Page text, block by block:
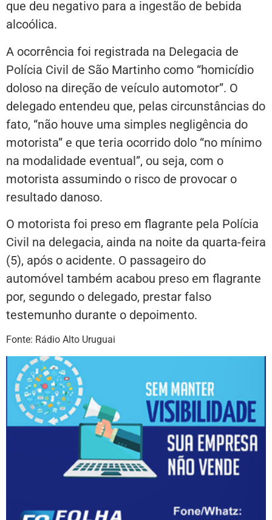
que deu negativo para a ingestão de bebida
alcoólica.
A ocorrência foi registrada na Delegacia de
Polícia Civil de São Martinho como “homicídio
doloso na direção de veículo automotor”. O
delegado entendeu que, pelas circunstâncias do
fato, “não houve uma simples negligência do
motorista” e que teria ocorrido dolo “no mínimo
na modalidade eventual”, ou seja, com o
motorista assumindo o risco de provocar o
resultado danoso.
O motorista foi preso em flagrante pela Polícia
Civil na delegacia, ainda na noite da quarta-feira
(5), após o acidente. O passageiro do
automóvel também acabou preso em flagrante
por, segundo o delegado, prestar falso
testemunho durante o depoimento.
Fonte: Rádio Alto Uruguai